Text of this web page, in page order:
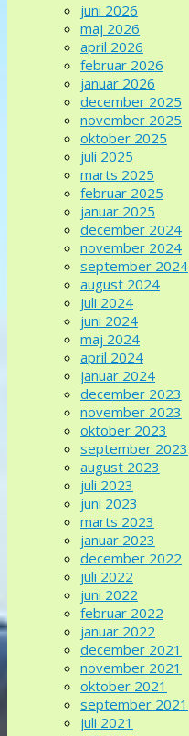
juni 2026
maj 2026
april 2026
februar 2026
januar 2026
december 2025
november 2025
oktober 2025
juli 2025
marts 2025
februar 2025
januar 2025
december 2024
november 2024
september 2024
august 2024
juli 2024
juni 2024
maj 2024
april 2024
januar 2024
december 2023
november 2023
oktober 2023
september 2023
august 2023
juli 2023
juni 2023
marts 2023
januar 2023
december 2022
juli 2022
juni 2022
februar 2022
januar 2022
december 2021
november 2021
oktober 2021
september 2021
juli 2021